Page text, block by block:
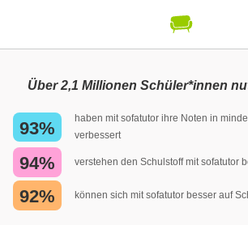
Über 2,1 Millionen Schüler*innen
93%
haben mit sofatutor ihre Noten in
verbessert
94% verstehen den Schulstoff mit sofatutor
92% können sich mit sofatutor besser auf